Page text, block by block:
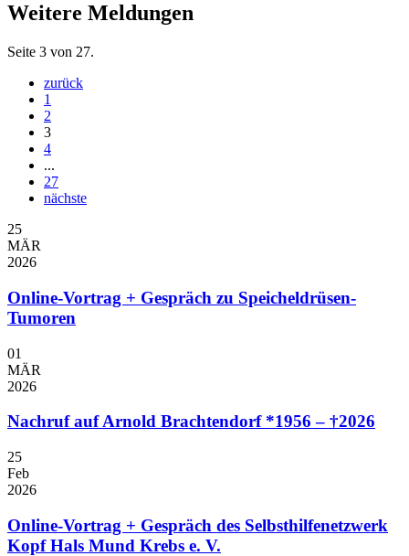
Weitere Meldungen
Seite 3 von 27.
zurück
1
2
3
4
...
27
nächste
25
MÄR
2026
Online-Vortrag + Gespräch zu Speicheldrüsen-
Tumoren
01
MÄR
2026
Nachruf auf Arnold Brachtendorf *1956 – †2026
25
Feb
2026
Online-Vortrag + Gespräch des Selbsthilfenetzwerk
Kopf Hals Mund Krebs e. V.